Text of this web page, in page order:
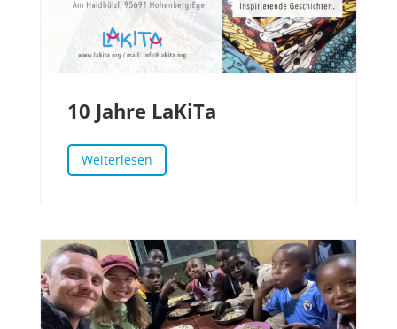
10 Jahre LaKiTa
Weiterlesen